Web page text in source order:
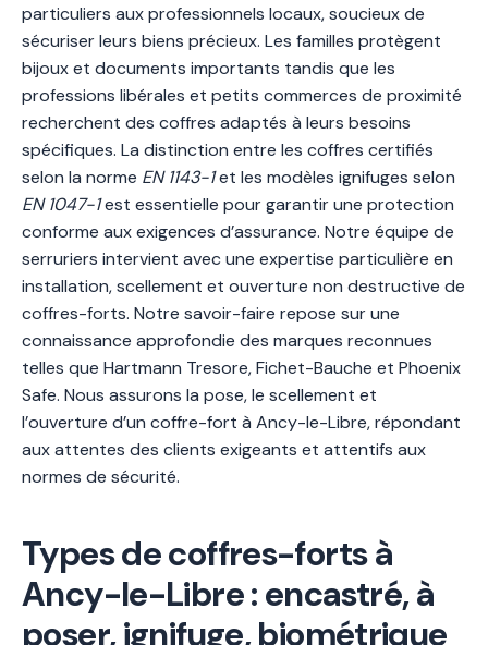
particuliers aux professionnels locaux, soucieux de
sécuriser leurs biens précieux. Les familles protègent
bijoux et documents importants tandis que les
professions libérales et petits commerces de proximité
recherchent des coffres adaptés à leurs besoins
spécifiques. La distinction entre les coffres certifiés
selon la norme EN 1143-1et les modèles ignifuges selon
EN 1047-1est essentielle pour garantir une protection
conforme aux exigences d’assurance. Notre équipe de
serruriers intervient avec une expertise particulière en
installation, scellement et ouverture non destructive de
coffres-forts. Notre savoir-faire repose sur une
connaissance approfondie des marques reconnues
telles que Hartmann Tresore, Fichet-Bauche et Phoenix
Safe. Nous assurons la pose, le scellement et
l’ouverture d’un coffre-fort à Ancy-le-Libre, répondant
aux attentes des clients exigeants et attentifs aux
normes de sécurité.
Types de coffres-forts à
Ancy-le-Libre : encastré, à
poser, ignifuge, biométrique